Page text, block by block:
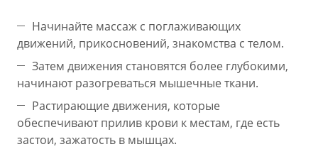
Начинайте массаж с поглаживающих
движений, прикосновений, знакомства с телом.
Затем движения становятся более глубокими,
начинают разогреваться мышечные ткани.
Растирающие движения, которые
обеспечивают прилив крови к местам, где есть
застои, зажатость в мышцах.